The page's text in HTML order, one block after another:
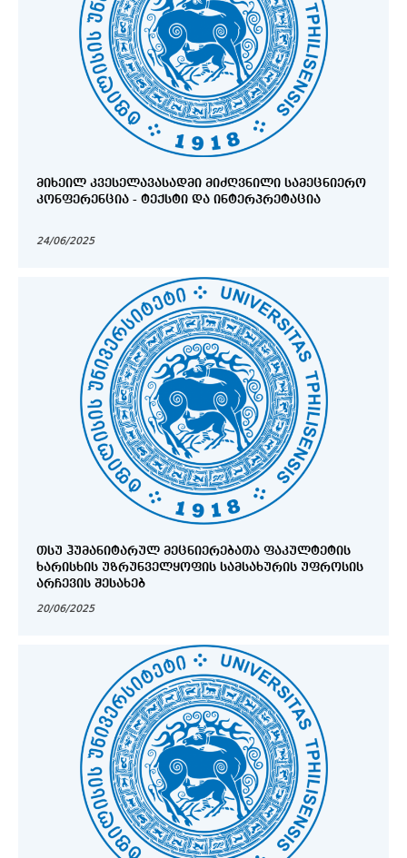
ᲛᲘᲮᲔᲘᲚ ᲙᲕᲔᲡᲔᲚᲐᲕᲐᲡᲐᲓᲛᲘ ᲛᲘᲫᲦᲕᲜᲘᲚᲘ ᲡᲐᲛᲔᲪᲜᲘᲔᲠᲝ
ᲙᲝᲜᲤᲔᲠᲔᲜᲪᲘᲐ - ᲢᲔᲥᲡᲢᲘ ᲓᲐ ᲘᲜᲢᲔᲠᲞᲠᲔᲢᲐᲪᲘᲐ
24/06/2025
ᲗᲡᲣ ᲰᲣᲛᲐᲜᲘᲢᲐᲠᲣᲚ ᲛᲔᲪᲜᲘᲔᲠᲔᲑᲐᲗᲐ ᲤᲐᲙᲣᲚᲢᲔᲢᲘᲡ
ᲮᲐᲠᲘᲡᲮᲘᲡ ᲣᲖᲠᲣᲜᲕᲔᲚᲧᲝᲤᲘᲡ ᲡᲐᲛᲡᲐᲮᲣᲠᲘᲡ ᲣᲤᲠᲝᲡᲘᲡ
ᲐᲠᲩᲔᲕᲘᲡ ᲨᲔᲡᲐᲮᲔᲑ
20/06/2025